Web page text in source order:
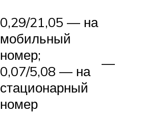
0,29/21,05 — на
мобильный
номер;
0,07/5,08 — на
стационарный
номер
—